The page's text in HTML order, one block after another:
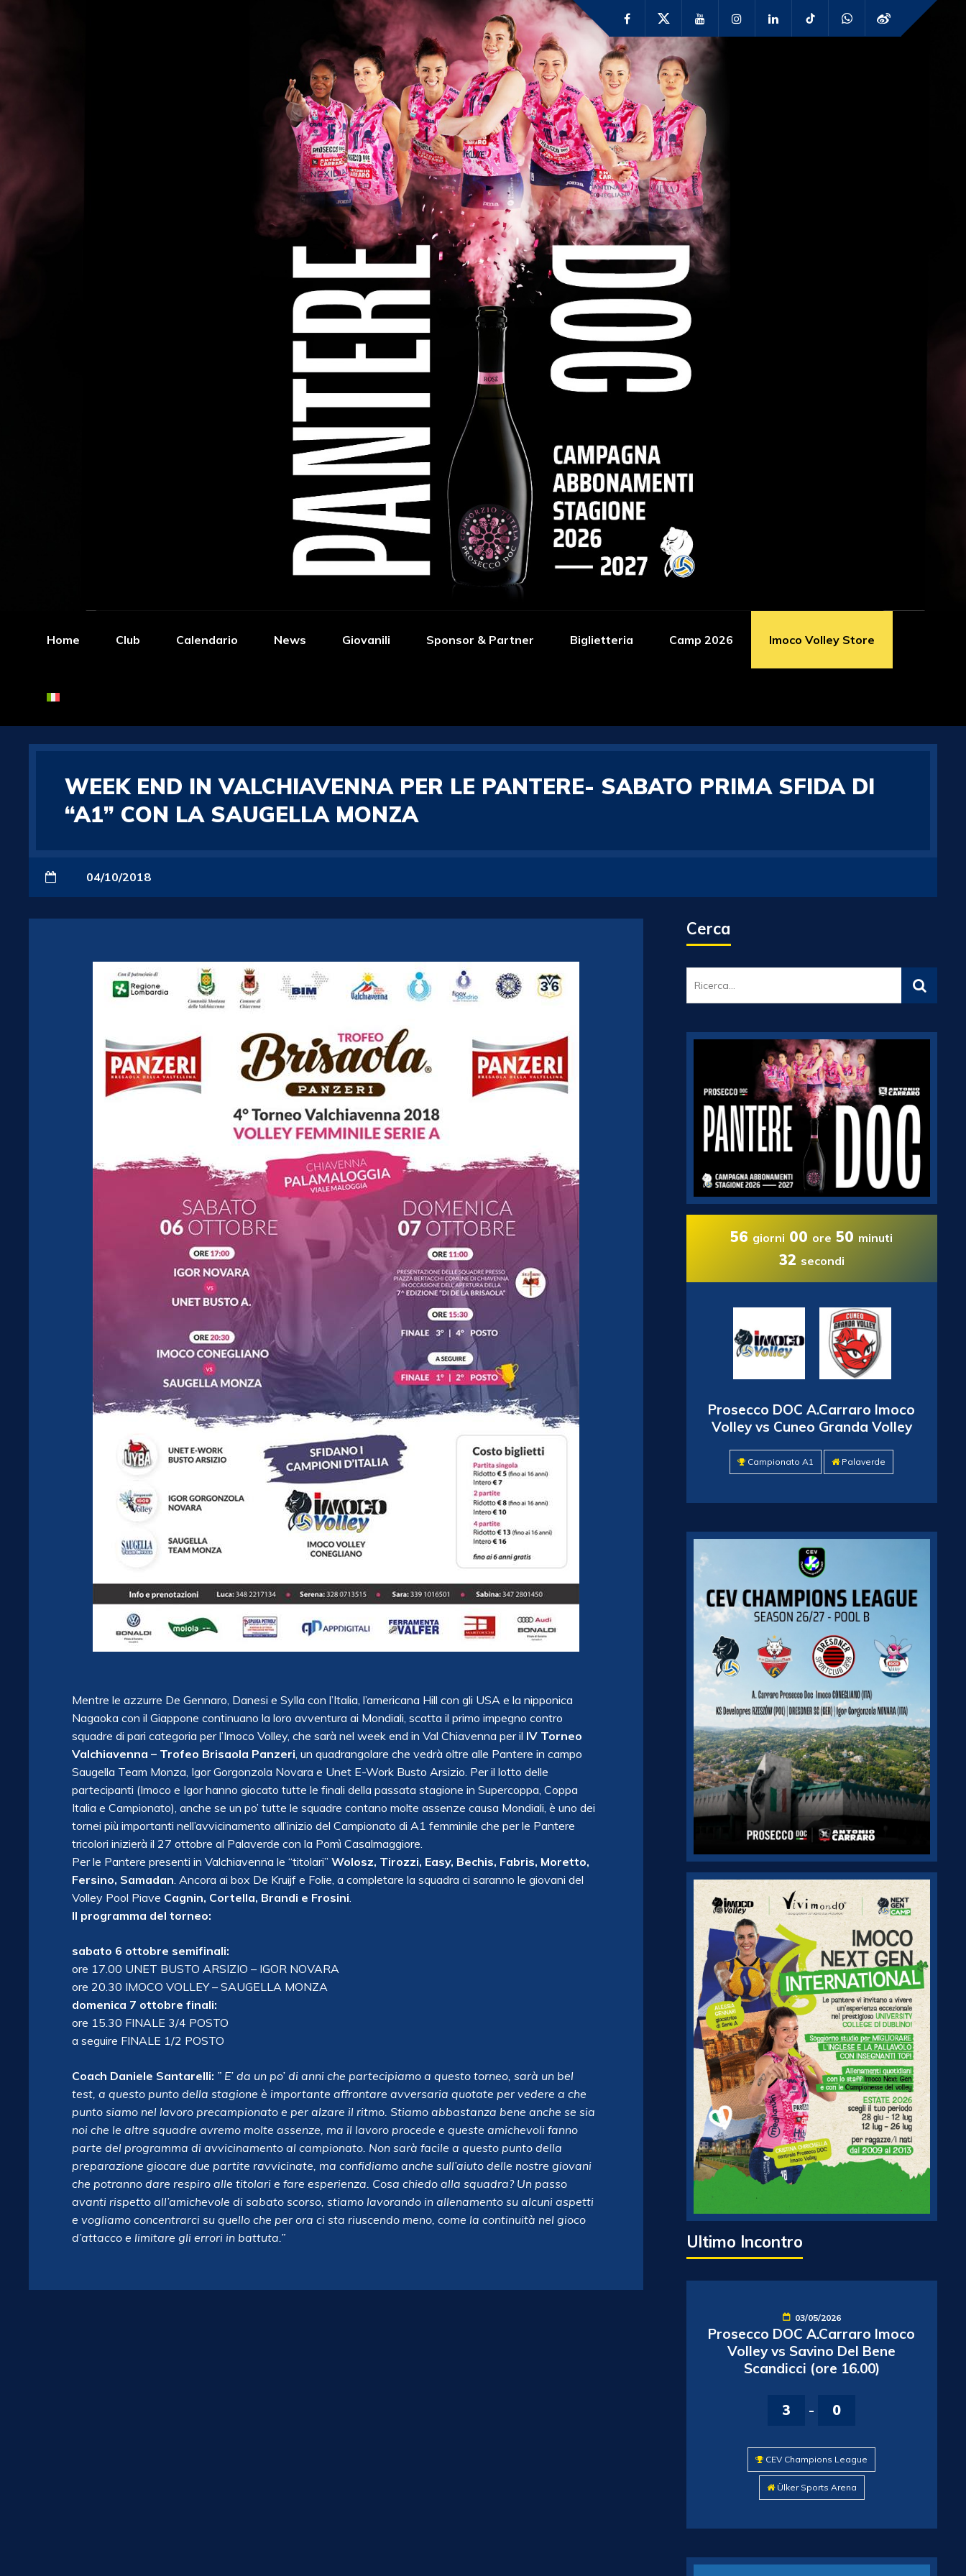
Home Club Calendario News Giovanili Sponsor & Partner Biglietteria Camp 2026 Imoco Volley Store
WEEK END IN VALCHIAVENNA PER LE PANTERE- SABATO PRIMA SFIDA DI
“A1” CON LA SAUGELLA MONZA
04/10/2018
Mentre le azzurre De Gennaro, Danesi e Sylla con l’Italia, l’americana Hill con gli USA e la nipponica
Nagaoka con il Giappone continuano la loro avventura ai Mondiali, scatta il primo impegno contro
squadre di pari categoria per l’Imoco Volley, che sarà nel week end in Val Chiavenna per il IV Torneo
Valchiavenna – Trofeo Brisaola Panzeri, un quadrangolare che vedrà oltre alle Pantere in campo
Saugella Team Monza, Igor Gorgonzola Novara e Unet E-Work Busto Arsizio. Per il lotto delle
partecipanti (Imoco e Igor hanno giocato tutte le finali della passata stagione in Supercoppa, Coppa
Italia e Campionato), anche se un po’ tutte le squadre contano molte assenze causa Mondiali, è uno dei
tornei più importanti nell’avvicinamento all’inizio del Campionato di A1 femminile che per le Pantere
tricolori inizierà il 27 ottobre al Palaverde con la Pomì Casalmaggiore.
Per le Pantere presenti in Valchiavenna le “titolari” Wolosz, Tirozzi, Easy, Bechis, Fabris, Moretto,
Fersino, Samadan. Ancora ai box De Kruijf e Folie, a completare la squadra ci saranno le giovani del
Volley Pool Piave Cagnin, Cortella, Brandi e Frosini.
Il programma del torneo:
sabato 6 ottobre semifinali:
ore 17.00 UNET BUSTO ARSIZIO – IGOR NOVARA
ore 20.30 IMOCO VOLLEY – SAUGELLA MONZA
domenica 7 ottobre finali:
ore 15.30 FINALE 3/4 POSTO
a seguire FINALE 1/2 POSTO
Coach Daniele Santarelli: ” E’ da un po’ di anni che partecipiamo a questo torneo, sarà un bel
test, a questo punto della stagione è importante affrontare avversaria quotate per vedere a che
punto siamo nel lavoro precampionato e per alzare il ritmo. Stiamo abbastanza bene anche se sia
noi che le altre squadre avremo molte assenze, ma il lavoro procede e queste amichevoli fanno
parte del programma di avvicinamento al campionato. Non sarà facile a questo punto della
preparazione giocare due partite ravvicinate, ma confidiamo anche sull’aiuto delle nostre giovani
che potranno dare respiro alle titolari e fare esperienza. Cosa chiedo alla squadra? Un passo
avanti rispetto all’amichevole di sabato scorso, stiamo lavorando in allenamento su alcuni aspetti
e vogliamo concentrarci su quello che per ora ci sta riuscendo meno, come la continuità nel gioco
d’attacco e limitare gli errori in battuta.”
Cerca
56 giorni 00 ore 50 minuti
31 secondi
Prosecco DOC A.Carraro Imoco
Volley vs Cuneo Granda Volley
Campionato A1 Palaverde
Ultimo Incontro
03/05/2026
Prosecco DOC A.Carraro Imoco
Volley vs Savino Del Bene
Scandicci (ore 16.00)
3 - 0
CEV Champions League
Ülker Sports Arena